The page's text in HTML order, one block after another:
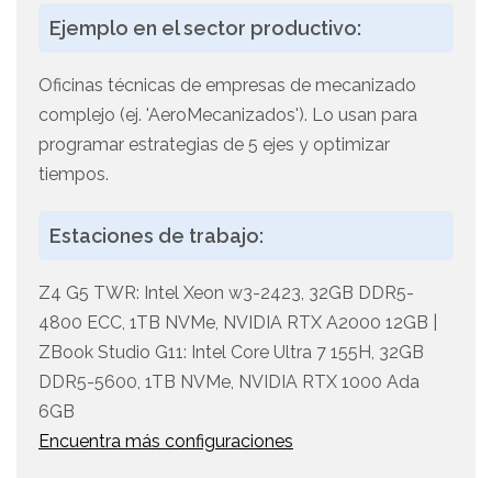
Ejemplo en el sector productivo:
Oficinas técnicas de empresas de mecanizado
complejo (ej. 'AeroMecanizados'). Lo usan para
programar estrategias de 5 ejes y optimizar
tiempos.
Estaciones de trabajo:
Z4 G5 TWR: Intel Xeon w3-2423, 32GB DDR5-
4800 ECC, 1TB NVMe, NVIDIA RTX A2000 12GB |
ZBook Studio G11: Intel Core Ultra 7 155H, 32GB
DDR5-5600, 1TB NVMe, NVIDIA RTX 1000 Ada
6GB
Encuentra más configuraciones